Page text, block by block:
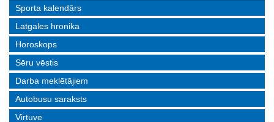
Sporta kalendārs
Latgales hronika
Horoskops
Sēru vēstis
Darba meklētājiem
Autobusu saraksts
Virtuve